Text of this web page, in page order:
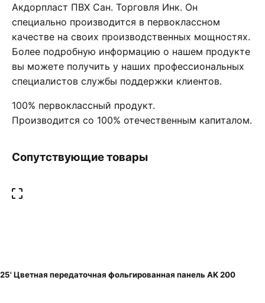
Акдорпласт ПВХ Сан. Торговля Инк. Он
специально производится в первоклассном
качестве на своих производственных мощностях.
Более подробную информацию о нашем продукте
вы можете получить у наших профессиональных
специалистов службы поддержки клиентов.
100% первоклассный продукт.
Производится со 100% отечественным капиталом.
Сопутствующие товары
25' Цветная передаточная фольгированная панель AK 200